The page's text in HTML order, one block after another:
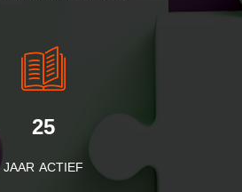
25
JAAR ACTIEF